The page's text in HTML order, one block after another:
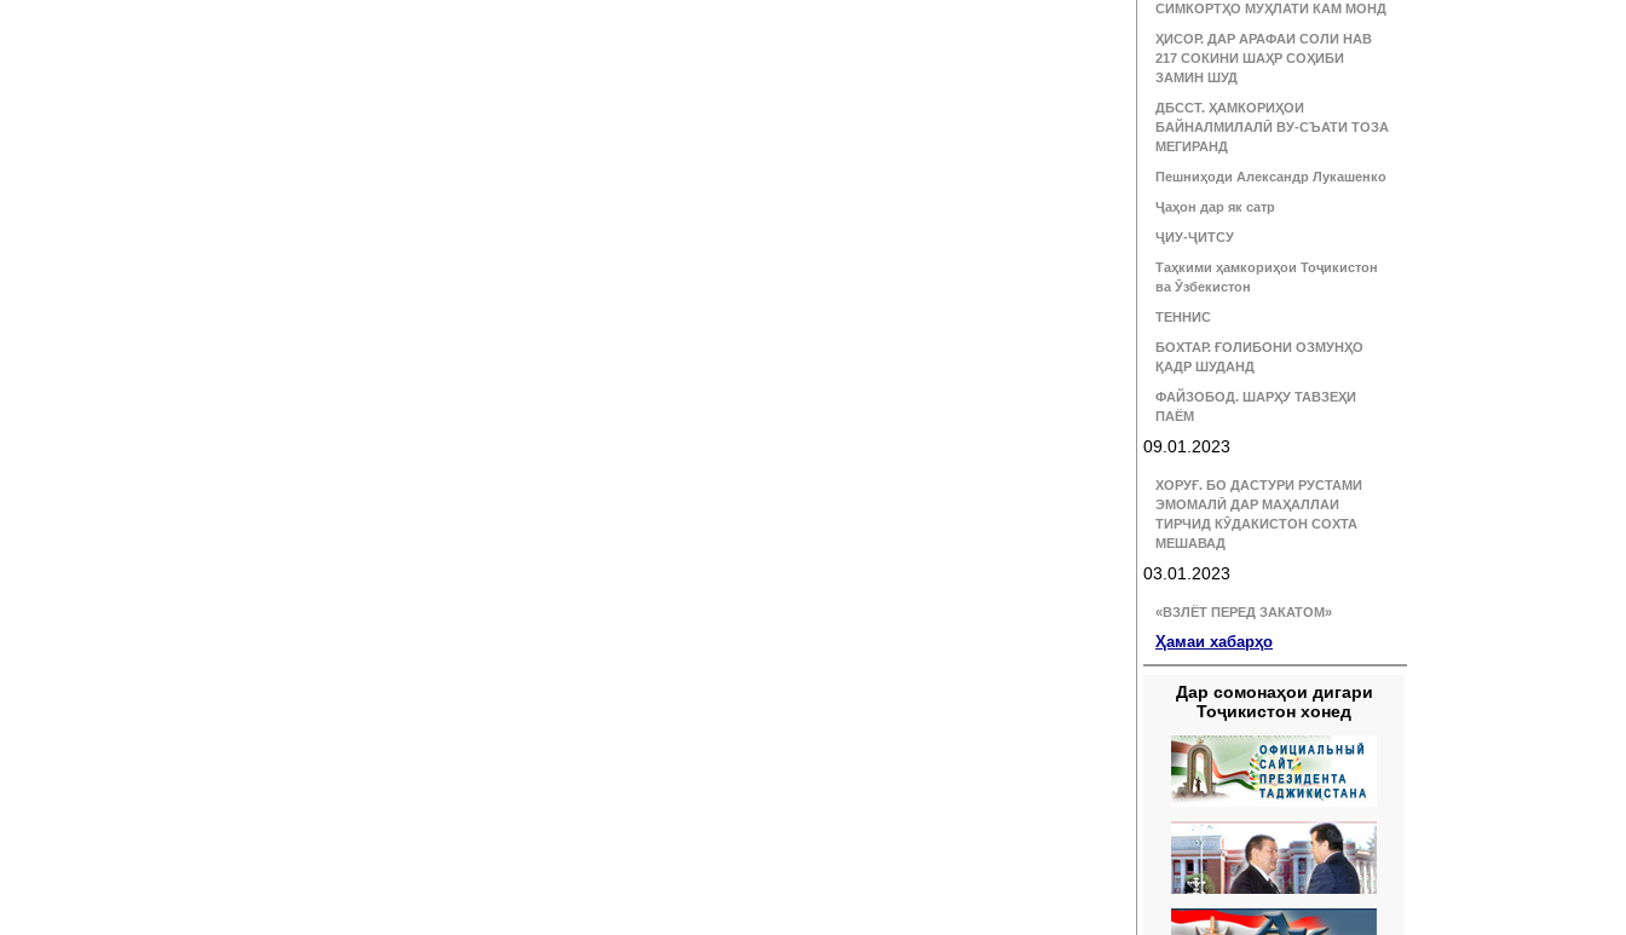
СИМКОРТҲО МУҲЛАТИ КАМ МОНД
ҲИСОР. ДАР АРАФАИ СОЛИ НАВ
217 СОКИНИ ШАҲР СОҲИБИ
ЗАМИН ШУД
ДБССТ. ҲАМКОРИҲОИ
БАЙНАЛМИЛАЛӢ ВУ-СЪАТИ ТОЗА
МЕГИРАНД
Пешниҳоди Александр Лукашенко
Ҷаҳон дар як сатр
ҶИУ-ҶИТСУ
Таҳкими ҳамкориҳои Тоҷикистон
ва Ӯзбекистон
ТЕННИС
БОХТАР. ҒОЛИБОНИ ОЗМУНҲО
ҚАДР ШУДАНД
ФАЙЗОБОД. ШАРҲУ ТАВЗЕҲИ
ПАЁМ
09.01.2023
ХОРУҒ. БО ДАСТУРИ РУСТАМИ
ЭМОМАЛӢ ДАР МАҲАЛЛАИ
ТИРЧИД КӮДАКИСТОН СОХТА
МЕШАВАД
03.01.2023
«ВЗЛЁТ ПЕРЕД ЗАКАТОМ»
Ҳамаи хабарҳо
Дар сомонаҳои дигари
Тоҷикистон хонед